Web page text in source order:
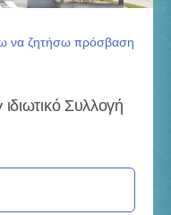
να ζητήσω πρόσβαση
Συλλογή